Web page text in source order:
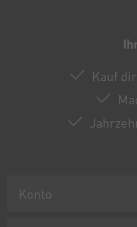
Kauf
Konto